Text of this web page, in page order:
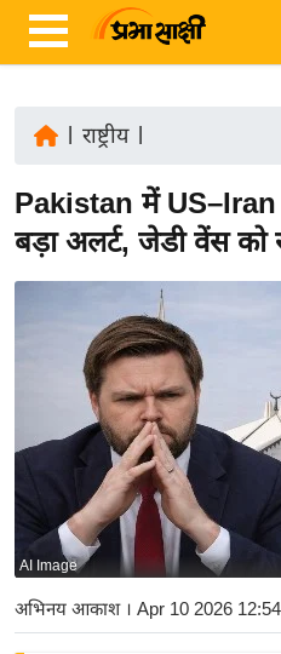
ज़ा
ख
अं
र्रा
ष्ट्री
य
बि
ज़
राष्ट्रीय|
Pakistan में US–Iran
बड़ा अलर्ट, जेडी वेंस को
AI Image
अभिनय आकाश। Apr 10 2026